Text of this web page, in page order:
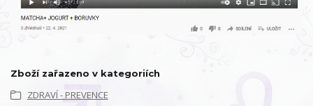
Zboží zařazeno v kategoriích
ZDRAVÍ - PREVENCE